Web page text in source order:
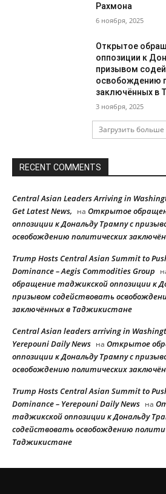
Рахмона
6 ноября, 2025
Открытое
оппозиции к
призывом
освобождению
заключённых в
3 ноября, 2025
Загрузить больше
RECENT COMMENTS
Central Asian Leaders Arriving in
Get Latest News, на Открытое
оппозиции к Дональду Трампу с
освобождению политических
Trump Hosts Central Asian Summit to
Dominance – Aegis Commodities Group
обращение таджикской оппозиции к
призывом содействовать
заключённых в Таджикистане
Central Asian leaders arriving in
Yerepouni Daily News на Открытое
оппозиции к Дональду Трампу с
освобождению политических
Trump Hosts Central Asian Summit to
Dominance – Yerepouni Daily News на
таджикской оппозиции к Дональду
содействовать освобождению
Таджикистане